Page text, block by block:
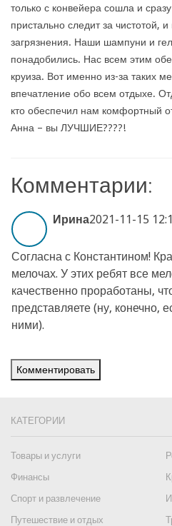
только с конвейера сошла и
пристально следит за чистотой, и
загрязнения. Наши шампуни и
понадобились. Нас всем этим
круиза. Вот именно из-за таких
впечатление обо всем отдыхе.
кто обеспечил нам комфортный
Анна – вы ЛУЧШИЕ????!
Комментарии:
Ирина2021-11-15
Согласна с Константином!
мелочах. У этих ребят все
качественно проработаны,
представляете (ну, конечно,
ними).
Комментировать
КАТЕГОРИИ
Товары и услуги
Финансы
Спорт и развлечение
Путешествие и отдых